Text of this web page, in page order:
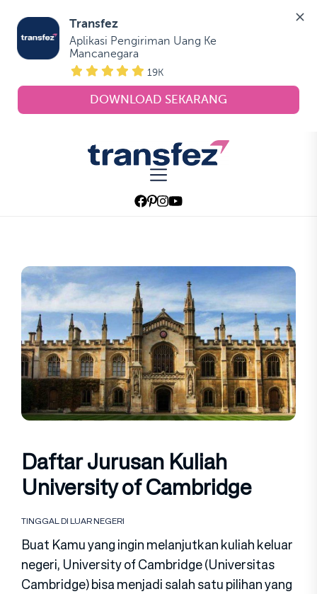
Transfez
Aplikasi Pengiriman Uang Ke
Mancanegara
19K
DOWNLOAD SEKARANG
Transfez
Daftar Jurusan Kuliah
University of Cambridge
TINGGAL DI LUAR NEGERI
Buat Kamu yang ingin melanjutkan kuliah keluar
negeri, University of Cambridge (Universitas
Cambridge) bisa menjadi salah satu pilihan yang